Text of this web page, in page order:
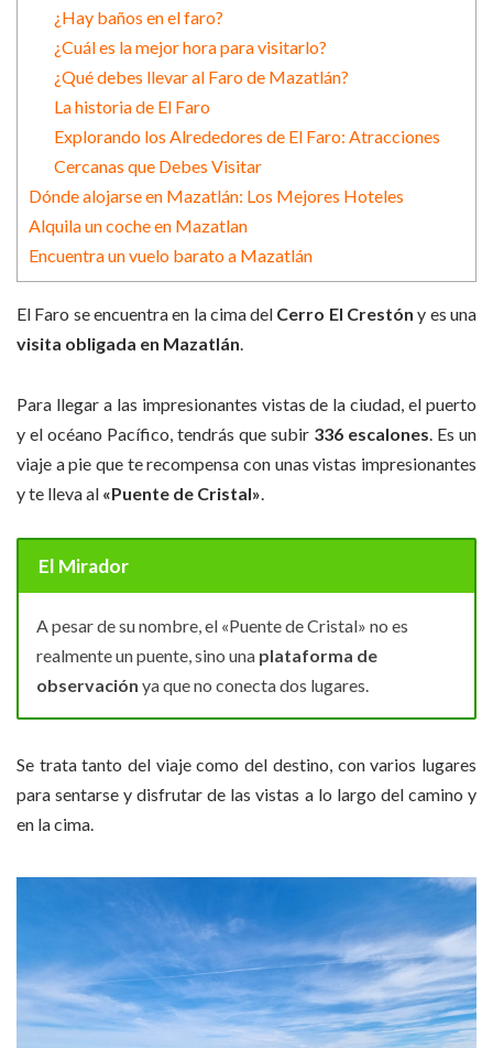
¿Hay baños en el faro?
¿Cuál es la mejor hora para visitarlo?
¿Qué debes llevar al Faro de Mazatlán?
La historia de El Faro
Explorando los Alrededores de El Faro: Atracciones
Cercanas que Debes Visitar
Dónde alojarse en Mazatlán: Los Mejores Hoteles
Alquila un coche en Mazatlan
Encuentra un vuelo barato a Mazatlán
El Faro se encuentra en la cima del Cerro El Crestón y es una
visita obligada en Mazatlán.
Para llegar a las impresionantes vistas de la ciudad, el puerto
y el océano Pacífico, tendrás que subir 336 escalones . Es un
viaje a pie que te recompensa con unas vistas impresionantes
y te lleva al «Puente de Cristal»
El Mirador
A pesar de su nombre, el «Puente de Cristal» no es
realmente un puente, sino una plataforma de
observación ya que no conecta dos lugares.
Se trata tanto del viaje como del destino, con varios lugares
para sentarse y disfrutar de las vistas a lo largo del camino y
en la cima.